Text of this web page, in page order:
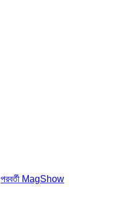
পরবর্তী MagShow